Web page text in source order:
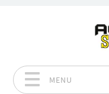
MENU